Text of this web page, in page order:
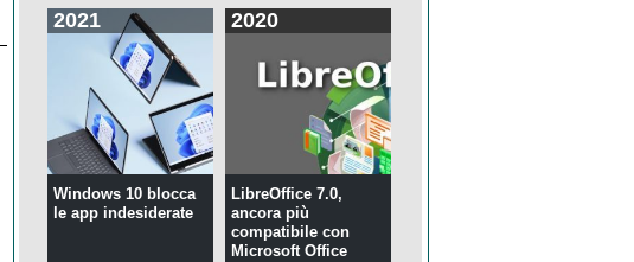
2021
Windows 10 blocca
le app indesiderate
2020
LibreOffice 7.0,
ancora più
compatibile con
Microsoft Office